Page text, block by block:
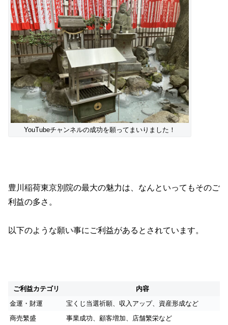
YouTubeチャンネルの成功を願ってまいりました！
豊川稲荷東京別院の最大の魅力は、なんといってもそのご
利益の多さ。
以下のような願い事にご利益があるとされています。
ご利益カテゴリ
内容
金運・財運
宝くじ当選祈願、収入アップ、資産形成など
商売繁盛
事業成功、顧客増加、店舗繁栄など